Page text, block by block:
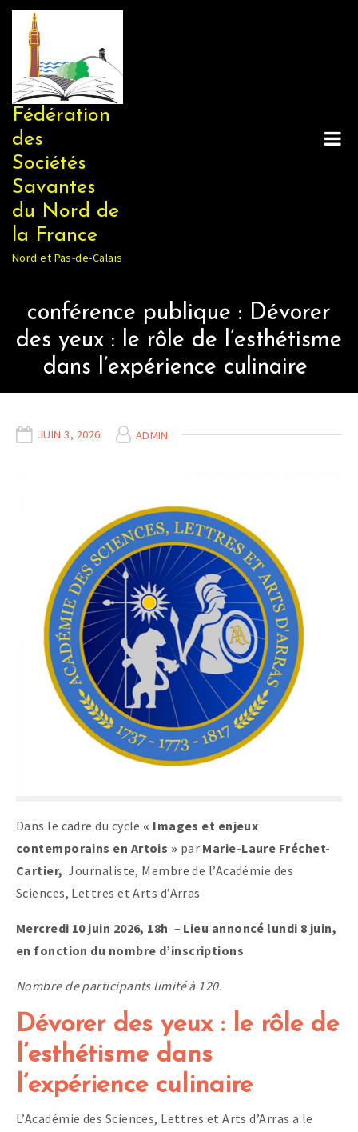
Skip
content
Fédération
des
Sociétés
Savantes
du Nord de
la France
Nord et Pas-de-Calais
conférence publique : Dévorer
des yeux : le rôle de l’esthétisme
dans l’expérience culinaire
JUIN 3, 2026 ADMIN
Dans le cadre du cycle « Images et enjeux
contemporains en Artois » par Marie-Laure Fréchet-
Cartier, Journaliste, Membre de l’Académie des
Sciences, Lettres et Arts d’Arras
Mercredi 10 juin 2026, 18h – Lieu annoncé lundi 8 juin,
en fonction du nombre d’inscriptions
Nombre de participants limité à 120.
Dévorer des yeux : le rôle de
l’esthétisme dans
l’expérience culinaire
L’Académie des Sciences, Lettres et Arts d’Arras a le